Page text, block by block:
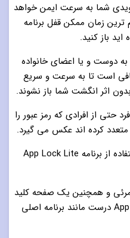
شما به سرعت ایمن خواهد
ترین زمان ممکن قفل برنامه
باز کنید.
دوست و یا اعضای خانواده
است تا به سرعت و سریع
اثر انگشت شما باز نشوند.
حتی از افرادی که رمز عبور را
کرده اند عکس می‌ گیرد.
خبر خوب اینجاست که دانلود و استفاده از برنامه App Lock Lite
و همچنین یک صفحه کلید
تصادفی می باشد. اپ App Lock lite درست مانند برنامه اصلی